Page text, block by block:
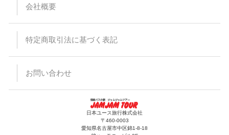
会社概要
特定商取引法に基づく表記
お問い合わせ
日本ユース旅行株式会社
〒460-0003
愛知県名古屋市中区錦1-8-18